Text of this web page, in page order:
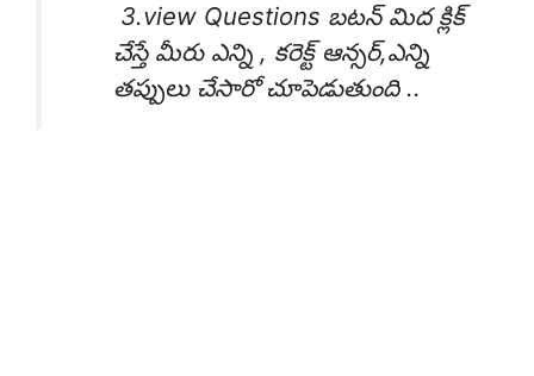
3.view Questions బటన్ మిద క్లిక్
చేస్తే మీరు ఎన్ని , కరెక్ట్ ఆన్సర్,ఎన్ని
తప్పులు చేసారో చూపెడుతుంది ..